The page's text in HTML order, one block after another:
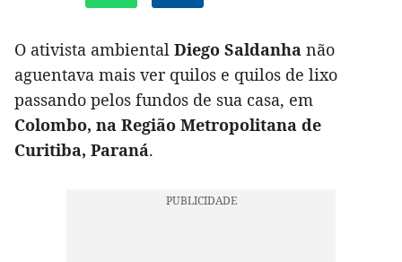
O ativista ambiental Diego Saldanha não
aguentava mais ver quilos e quilos de lixo
passando pelos fundos de sua casa, em
Colombo, na Região Metropolitana de
Curitiba, Paraná.